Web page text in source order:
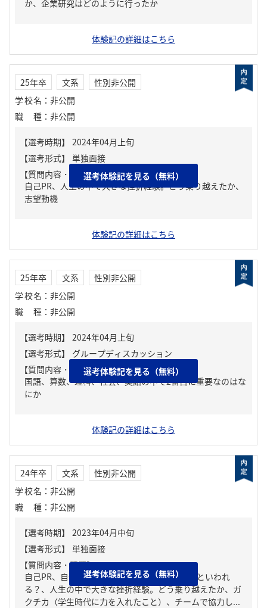
か、企業研究はどのように行ったか
体験記の詳細はこちら
25年卒 文系
性別非公開
学校名 ： 非公開
職種 ： 非公開
【質問内容・課題】
自己PR、人生の中で大きな挫折経験。どう乗り越えたか、
志望動機
選考体験記を見る（無料）
体験記の詳細はこちら
25年卒 文系
性別非公開
学校名 ： 非公開
職種 ： 非公開
【質問内容・課題】
国語、算数、理科、社会、英語の中で2番目に重要なのはな
にか
選考体験記を見る（無料）
体験記の詳細はこちら
24年卒 文系
性別非公開
学校名 ： 非公開
職種 ： 非公開
【質問内容・課題】
自己PR、自分の強み/弱み、周りからどんな人といわれ
る？、人生の中で大きな挫折経験。どう乗り越えたか、ガ
クチカ（学生時代に力を入れたこと）、チームで協力し...
選考体験記を見る（無料）